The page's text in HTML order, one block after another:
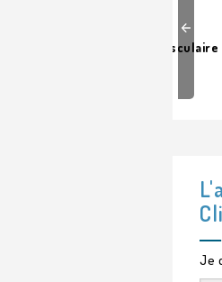
Previous
Je